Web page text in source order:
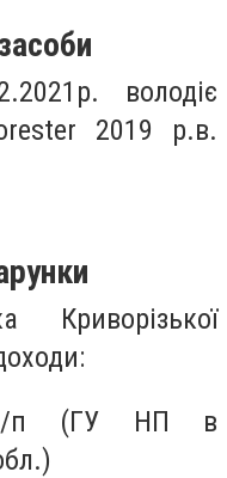
володіє
2019 р.в.
Криворізької
п (ГУ НП в